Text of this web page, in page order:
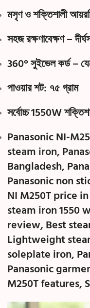
মসৃণ ও শক্তিশালী
সহজ রক্ষণাবেক্ষণ –
360° সুইভেল কর্ড–
পাওয়ার শট: ৭৫ গ্রাম
সর্বোচ্চ1550W
Panasonic NI-
steam iron,
Bangladesh,
Panasonic non
NI M250T price
steam iron 1550
review, Best
Lightweight
soleplate iron,
Panasonic
M250T features,